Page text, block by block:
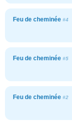
Feu de cheminée #4
Feu de cheminée #5
Feu de cheminée #2